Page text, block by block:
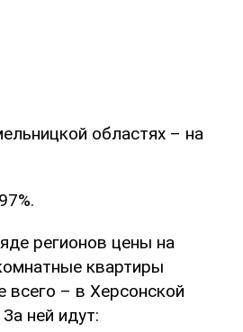
областях – на
регионов цены на
квартиры
всего – в Херсонской
ней идут: